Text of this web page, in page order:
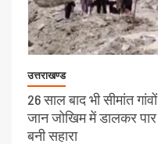
उत्तराखण्ड
26 साल बाद भी सीमांत
जान जोखिम में डालकर
बनी सहारा